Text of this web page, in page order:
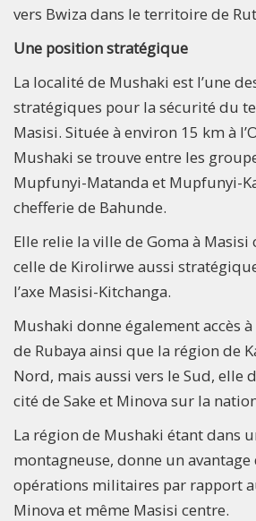
vers Bwiza dans le territoire de
Une position stratégique
La localité de Mushaki est l’une
stratégiques pour la sécurité du
Masisi. Située à environ 15 km à
Mushaki se trouve entre les
Mupfunyi-Matanda et Mupfunyi-
chefferie de Bahunde.
Elle relie la ville de Goma à Masisi
celle de Kirolirwe aussi
l’axe Masisi-Kitchanga.
Mushaki donne également accès
de Rubaya ainsi que la région de
Nord, mais aussi vers le Sud, elle
cité de Sake et Minova sur la
La région de Mushaki étant dans
montagneuse, donne un avantage
opérations militaires par rapport
Minova et même Masisi centre.